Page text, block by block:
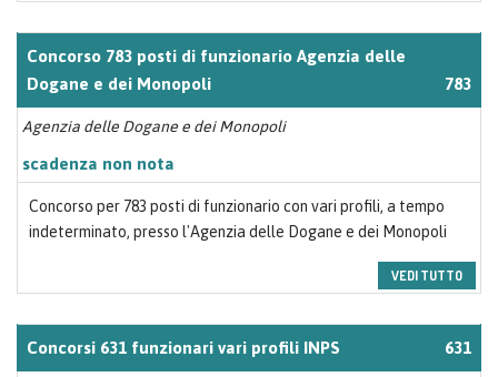
Concorso 783 posti di funzionario Agenzia delle
Dogane e dei Monopoli
783
Agenzia delle Dogane e dei Monopoli
scadenza non nota
Concorso per 783 posti di funzionario con vari profili, a tempo
indeterminato, presso l'Agenzia delle Dogane e dei Monopoli
VEDI TUTTO
Concorsi 631 funzionari vari profili INPS 631